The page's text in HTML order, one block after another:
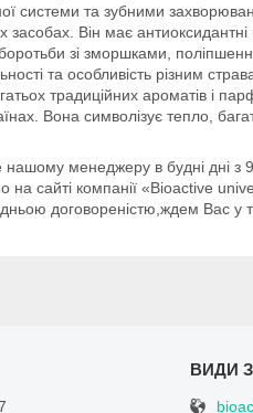
системи та зубними
засобах. Він має
зі зморшками,
та особливість різним
традиційних ароматів і
Вона символізує тепло,
нашому менеджеру в будні дні
на сайті компанії «Bioactive
договореністю,ждем Вас у